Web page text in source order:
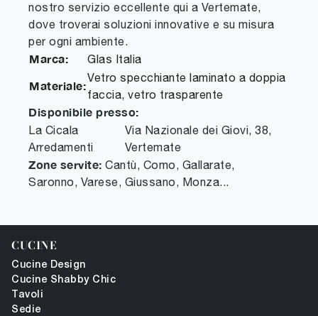
nostro servizio eccellente qui a Vertemate,
dove troverai soluzioni innovative e su misura
per ogni ambiente.
Marca: Glas Italia
Materiale:
Vetro specchiante laminato a doppia
faccia, vetro trasparente
Disponibile presso:
La Cicala
Arredamenti
Via Nazionale dei Giovi, 38,
Vertemate
Zone servite: Cantù, Como, Gallarate,
Saronno, Varese, Giussano, Monza...
CUCINE
Cucine Design
Cucine Shabby Chic
Tavoli
Sedie